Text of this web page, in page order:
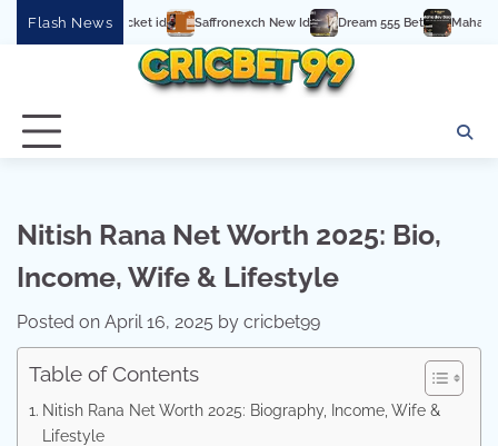
Flash NewsSaffronexch New Id Dream 555 Bet Mahadev Online Book
Nitish Rana Net Worth 2025: Bio,
Income, Wife & Lifestyle
Posted on April 16, 2025 by cricbet99
Table of Contents
Nitish Rana Net Worth 2025: Biography, Income, Wife &
Lifestyle